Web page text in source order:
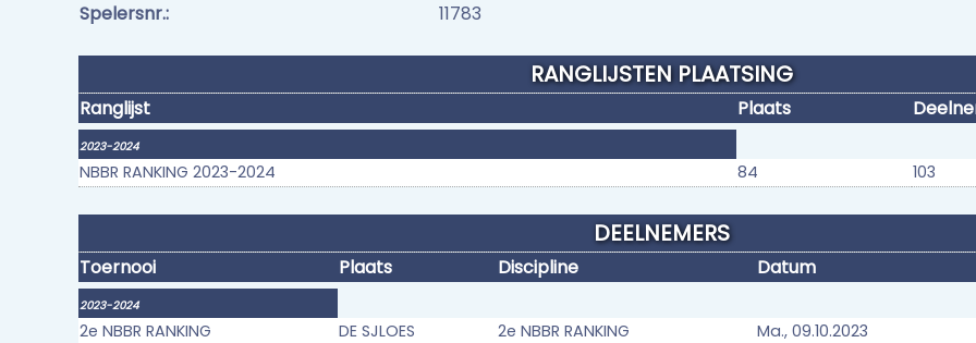
Spelersnr.:
11783
RANGLIJSTEN PLAATSING
Ranglijst Plaats
2023-2024
NBBR RANKING 2023-2024 84 103
DEELNEMERS
Toernooi Plaats Discipline Datum
2023-2024
2e NBBR RANKING DE SJLOES 2e NBBR RANKING Ma., 09.10.2023